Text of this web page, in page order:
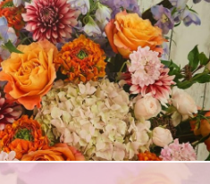
リウム